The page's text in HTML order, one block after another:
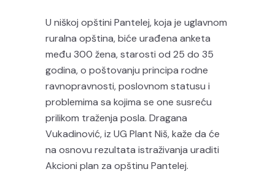
U niškoj opštini Pantelej, koja je uglavnom
ruralna opština, biće urađena anketa
među 300 žena, starosti od 25 do 35
godina, o poštovanju principa rodne
ravnopravnosti, poslovnom statusu i
problemima sa kojima se one susreću
prilikom traženja posla. Dragana
Vukadinović, iz UG Plant Niš, kaže da će
na osnovu rezultata istraživanja uraditi
Akcioni plan za opštinu Pantelej.